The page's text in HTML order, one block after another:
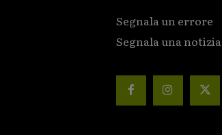
Segnala un errore
Segnala una notizia